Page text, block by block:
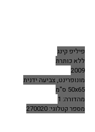
פיליפ קינג
ללא כותרת
2009
מונופרינט, צביעה ידנית
50x65 ס"מ
מהדורה: 1
מספר קטלוגי: 270020